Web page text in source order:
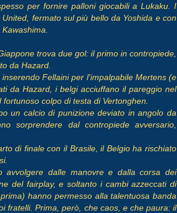
per fornire palloni giocabili a Lukaku. I
fermato sul più bello da Yoshida e con
trova due gol: il primo in contropiede,
da Hazard.
Fellaini per l'impalpabile Mertens (e
da Hazard, i belgi acciuffano il pareggio nel
colpo di testa di Vertonghen.
un calcio di punizione deviato in angolo da
sorprendere dal contropiede avversario,
di finale con il Brasile, il Belgio ha rischiato
avvolgere dalle manovre e dalla corsa dei
del fairplay, e soltanto i cambi azzeccati di
hanno permesso alla talentuosa banda
fratelli. Prima, però, che caos, e che paura: il